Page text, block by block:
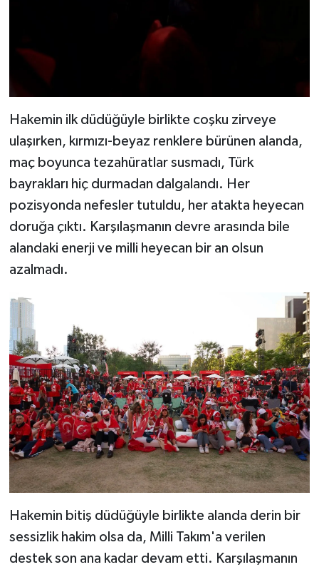
Hakemin ilk düdüğüyle birlikte coşku zirveye
ulaşırken, kırmızı-beyaz renklere bürünen alanda,
maç boyunca tezahüratlar susmadı, Türk
bayrakları hiç durmadan dalgalandı. Her
pozisyonda nefesler tutuldu, her atakta heyecan
doruğa çıktı. Karşılaşmanın devre arasında bile
alandaki enerji ve milli heyecan bir an olsun
azalmadı.
Hakemin bitiş düdüğüyle birlikte alanda derin bir
sessizlik hakim olsa da, Milli Takım'a verilen
destek son ana kadar devam etti. Karşılaşmanın